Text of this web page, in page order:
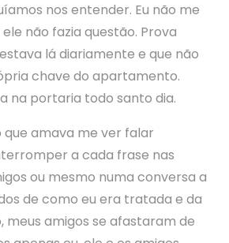
nos entender. Eu não me
não fazia questão. Prova
lá diariamente e que não
chave do apartamento.
na portaria todo santo dia.
que amava me ver falar
a cada frase nas
ou mesmo numa conversa a
de como eu era tratada e da
meus amigos se afastaram de